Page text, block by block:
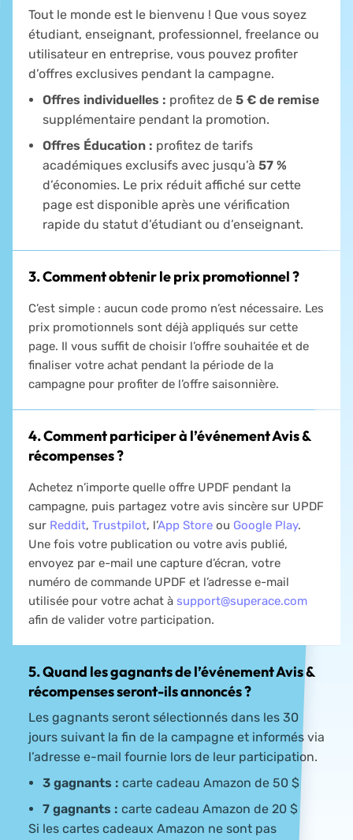
Tout le monde est le bienvenu ! Que vous soyez
étudiant, enseignant, professionnel, freelance ou
utilisateur en entreprise, vous pouvez profiter
d’offres exclusives pendant la campagne.
Offres individuelles : profitez de 5 € de remise
supplémentaire pendant la promotion.
Offres Éducation : profitez de tarifs
académiques exclusifs avec jusqu’à 57 %
d’économies. Le prix réduit affiché sur cette
page est disponible après une vérification
rapide du statut d’étudiant ou d’enseignant.
3. Comment obtenir le prix promotionnel ?
C’est simple : aucun code promo n’est nécessaire. Les
prix promotionnels sont déjà appliqués sur cette
page. Il vous suffit de choisir l’offre souhaitée et de
finaliser votre achat pendant la période de la
campagne pour profiter de l’offre saisonnière.
4. Comment participer à l’événement Avis &
récompenses ?
Achetez n’importe quelle offre UPDF pendant la
campagne, puis partagez votre avis sincère sur UPDF
sur Reddit, Trustpilot, l’App Store ou Google Play.
Une fois votre publication ou votre avis publié,
envoyez par e-mail une capture d’écran, votre
numéro de commande UPDF et l’adresse e-mail
utilisée pour votre achat à support@superace.com
afin de valider votre participation.
5. Quand les gagnants de l’événement Avis &
récompenses seront-ils annoncés ?
Les gagnants seront sélectionnés dans les 30
jours suivant la fin de la campagne et informés via
l’adresse e-mail fournie lors de leur participation.
3 gagnants : carte cadeau Amazon de 50 $
7 gagnants : carte cadeau Amazon de 20 $
Si les cartes cadeaux Amazon ne sont pas